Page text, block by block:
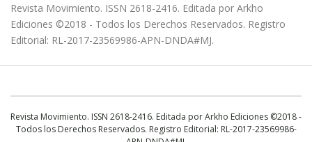
Revista Movimiento. ISSN 2618-2416. Editada por Arkho
Ediciones ©2018 - Todos los Derechos Reservados. Registro
Editorial: RL-2017-23569986-APN-DNDA#MJ.
Revista Movimiento. ISSN 2618-2416. Editada por Arkho Ediciones ©2018 -
Todos los Derechos Reservados. Registro Editorial: RL-2017-23569986-